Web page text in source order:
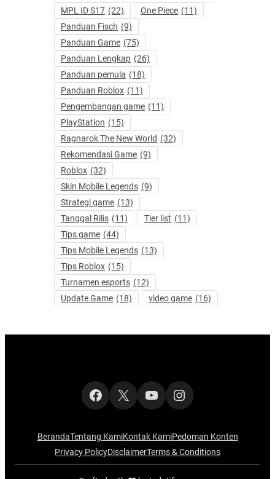
MPL ID S17 (22) One Piece (11)
Panduan Fisch (9)
Panduan Game (75)
Panduan Lengkap (26)
Panduan pemula (18)
Panduan Roblox (11)
Pengembangan game (11)
PlayStation (15)
Ragnarok The New World (32)
Rekomendasi Game (9)
Roblox (32)
Skin Mobile Legends (9)
Strategi game (13)
Tanggal Rilis (11) Tier list (11)
Tips game (44)
Tips Mobile Legends (13)
Tips Roblox (15)
Turnamen esports (12)
Update Game (18) video game (16)
Facebook
X YouTubeInstagram
BerandaTentang KamiKontak KamiPedoman Konten
Privacy PolicyDisclaimerTerms & Conditions